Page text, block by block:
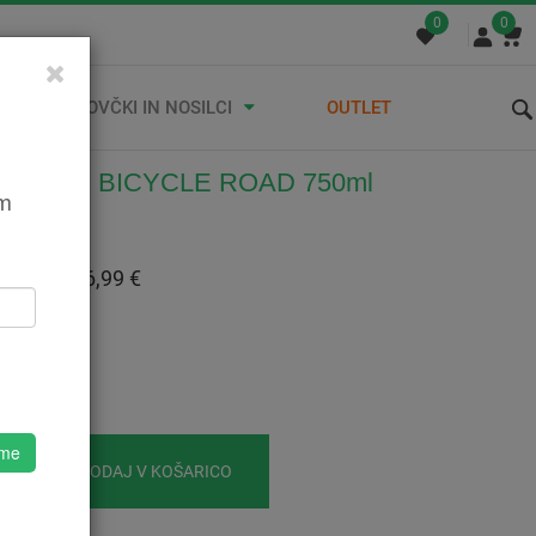
0 0
STREŠNI KOVČKI IN NOSILCI OUTLET
SKS BICYCLE ROAD 750ml
6,99 €
DODAJ V KOŠARICO